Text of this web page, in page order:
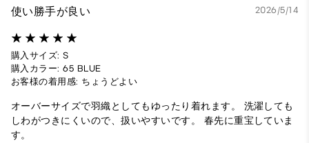
使い勝手が良い 2026/5/14
購入サイズ: S
購入カラー: 65 BLUE
お客様の着用感: ちょうどよい
オーバーサイズで羽織としてもゆったり着れます。 洗濯しても
しわがつきにくいので、扱いやすいです。 春先に重宝していま
す。